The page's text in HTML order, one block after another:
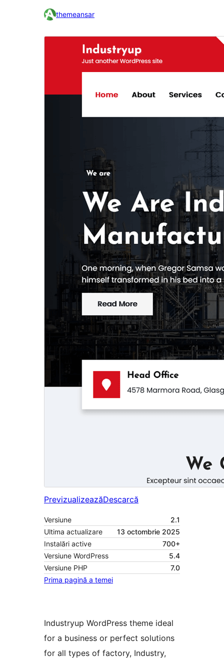
themeansar
PrevizualizeazăDescarcă
Versiune
2.1
Ultima actualizare
13 octombrie 2025
Instalări active
700+
Versiune WordPress
5.4
Versiune PHP
7.0
Prima pagină a temei
Industryup WordPress theme ideal
for a business or perfect solutions
for all types of factory, Industry,